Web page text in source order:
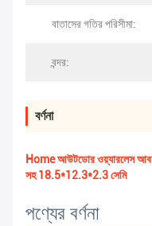
বাতাসের গতির পরিসীমা:
বন্দর:
বর্ণনা
Home আউটডোর ওয়্যারলেস
সহ 18.5*12.3*2.3 সেমি
পণ্যের বর্ণনা